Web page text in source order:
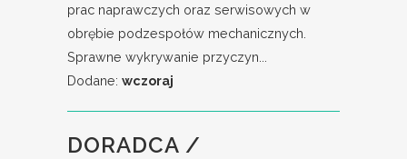
prac naprawczych oraz serwisowych w
obrębie podzespołów mechanicznych.
Sprawne wykrywanie przyczyn...
Dodane: wczoraj
DORADCA /